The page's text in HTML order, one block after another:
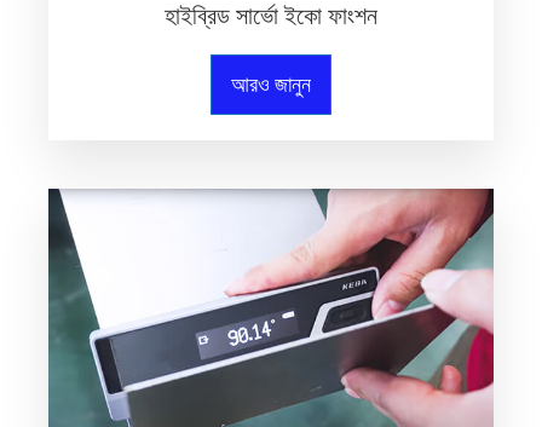
হাইব্রিড সার্ভো ইকো ফাংশন
আরও জানুন